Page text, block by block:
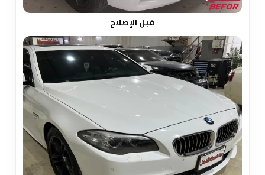
قبل الإصلاح